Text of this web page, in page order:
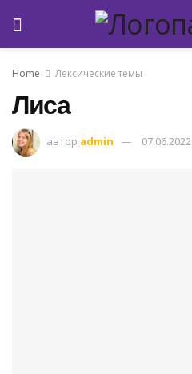
Home Лексические темы
Лиса
автор admin 07.06.2022